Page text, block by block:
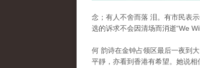
念；有人不舍而落 泪。有市民表
选的诉求不会因清场而消逝“We
何 韵诗在金钟占领区最后一夜到
平靜，亦看到香港有希望。她说